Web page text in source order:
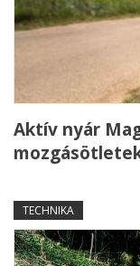
Aktív nyár
TECHNIKA